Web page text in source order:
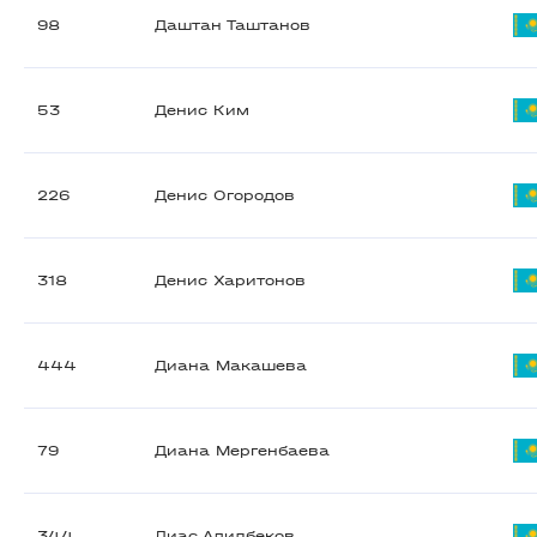
98 Даштан Таштанов
53 Денис Ким
226 Денис Огородов
318 Денис Харитонов
444 Диана Макашева
79 Диана Мергенбаева